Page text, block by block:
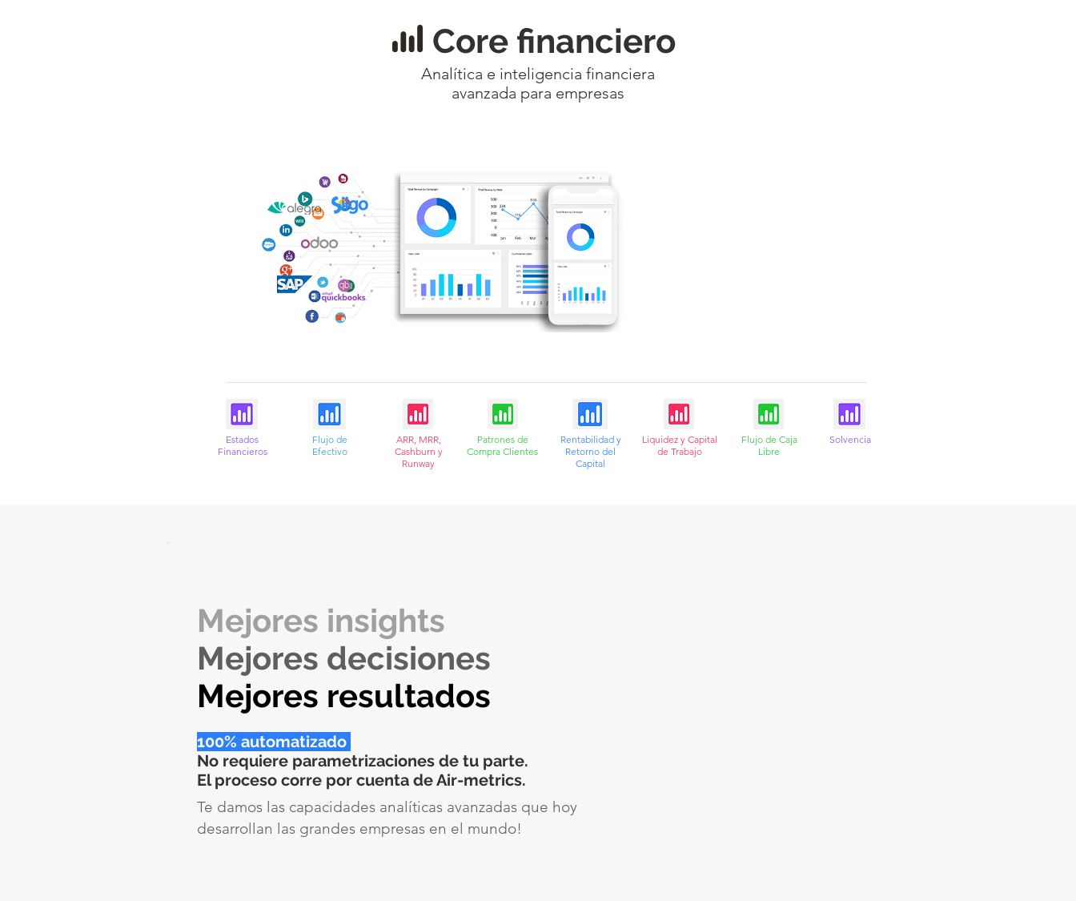
Core financiero
Analítica e inteligencia financiera
avanzada para empresas
Estados
Financieros
Flujo de
Efectivo
ARR, MRR,
Cashburn y
Runway
Patrones de
Compra Clientes
Rentabilidad y
Retorno del
Capital
Liquidez y Capital
de Trabajo
Flujo de Caja
Libre
Solvencia
Mejores insights
Mejores decisiones
Mejores resultados
100% automatizado
No requiere parametrizaciones de tu parte.
El proceso corre por cuenta de Air-metrics.
Te damos las capacidades analíticas avanzadas que hoy
desarrollan las grandes empresas en el mundo!